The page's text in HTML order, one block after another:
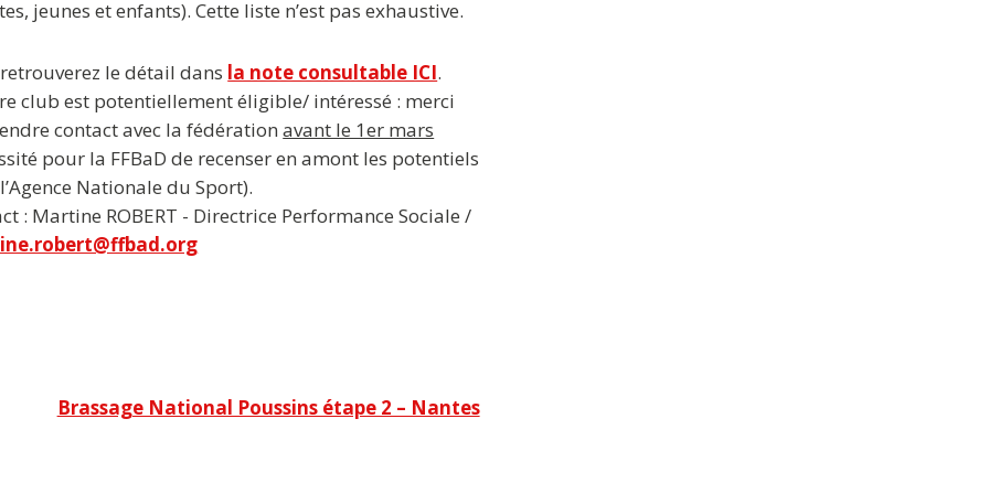
jeunes et enfants). Cette liste n’est pas exhaustive.
le détail dans la note consultable ICI.
club est potentiellement éligible/ intéressé : merci
contact avec la fédérationavant le 1er mars
pour la FFBaD de recenser en amont les potentiels
Nationale du Sport).
: Martine ROBERT - Directrice Performance Sociale /
Brassage National Poussins étape 2 – Nantes